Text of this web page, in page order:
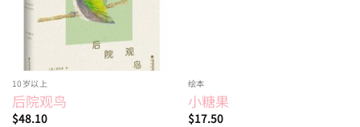
10岁以上
后院观鸟
$48.10
绘本
小糖果
$17.50